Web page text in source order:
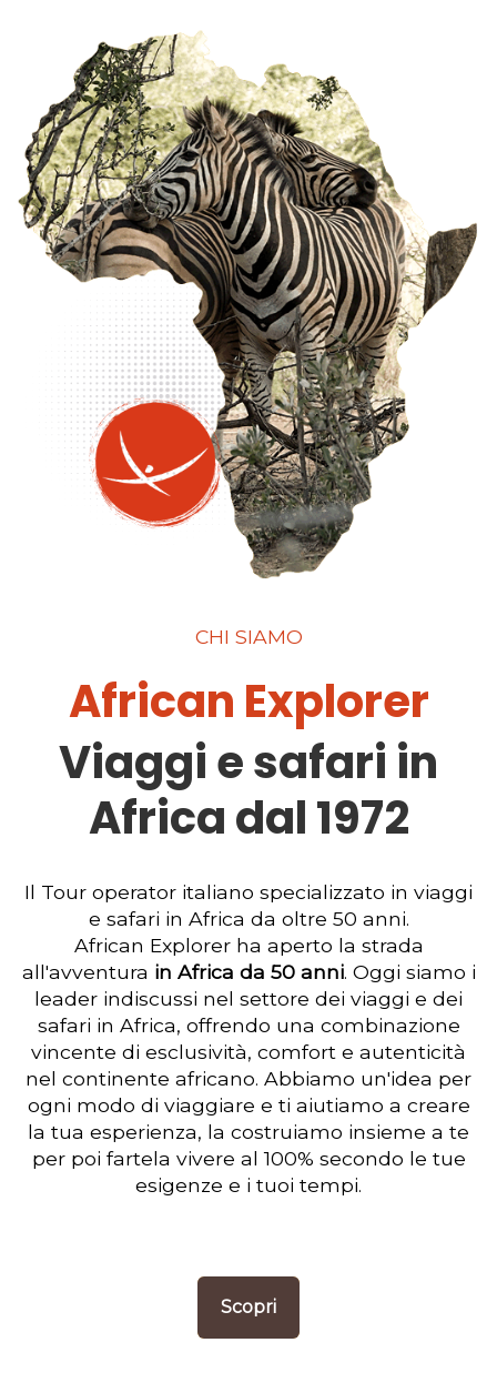
CHI SIAMO
African Explorer
Viaggi e safari in
Africa dal 1972
Il Tour operator italiano specializzato in viaggi
e safari in Africa da oltre 50 anni.
African Explorer ha aperto la strada
all'avventura in Africa da 50 anni. Oggi siamo i
leader indiscussi nel settore dei viaggi e dei
safari in Africa, offrendo una combinazione
vincente di esclusività, comfort e autenticità
nel continente africano. Abbiamo un'idea per
ogni modo di viaggiare e ti aiutiamo a creare
la tua esperienza, la costruiamo insieme a te
per poi fartela vivere al 100% secondo le tue
esigenze e i tuoi tempi.
Scopri